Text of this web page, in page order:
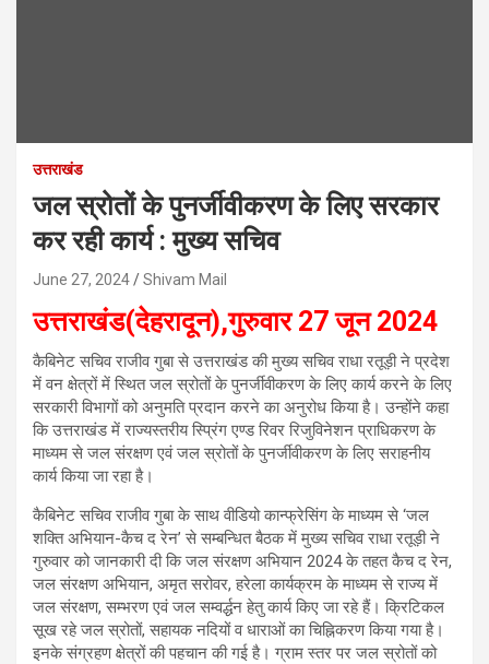
उत्तराखंड
जल स्रोतों के पुनर्जीवीकरण के लिए सरकार
कर रही कार्य : मुख्य सचिव
June 27, 2024 Shivam Mail
उत्तराखंड(देहरादून),गुरुवार 27 जून 2024
कैबिनेट सचिव राजीव गुबा से उत्तराखंड की मुख्य सचिव राधा रतूड़ी ने प्रदेश
में वन क्षेत्रों में स्थित जल स्रोतों के पुनर्जीवीकरण के लिए कार्य करने के लिए
सरकारी विभागों को अनुमति प्रदान करने का अनुरोध किया है। उन्होंने कहा
कि उत्तराखंड में राज्यस्तरीय स्प्रिंग एण्ड रिवर रिजुविनेशन प्राधिकरण के
माध्यम से जल संरक्षण एवं जल स्रोतों के पुनर्जीवीकरण के लिए सराहनीय
कार्य किया जा रहा है।
कैबिनेट सचिव राजीव गुबा के साथ वीडियो कान्फ्रेसिंग के माध्यम से ‘जल
शक्ति अभियान-कैच द रेन’ से सम्बन्धित बैठक में मुख्य सचिव राधा रतूड़ी ने
गुरुवार को जानकारी दी कि जल संरक्षण अभियान 2024 के तहत कैच द रेन,
जल संरक्षण अभियान, अमृत सरोवर, हरेला कार्यक्रम के माध्यम से राज्य में
जल संरक्षण, सम्भरण एवं जल सम्वर्द्धन हेतु कार्य किए जा रहे हैं। क्रिटिकल
सूख रहे जल स्रोतों, सहायक नदियों व धाराओं का चिह्निकरण किया गया है।
इनके संग्रहण क्षेत्रों की पहचान की गई है। ग्राम स्तर पर जल स्रोतों को